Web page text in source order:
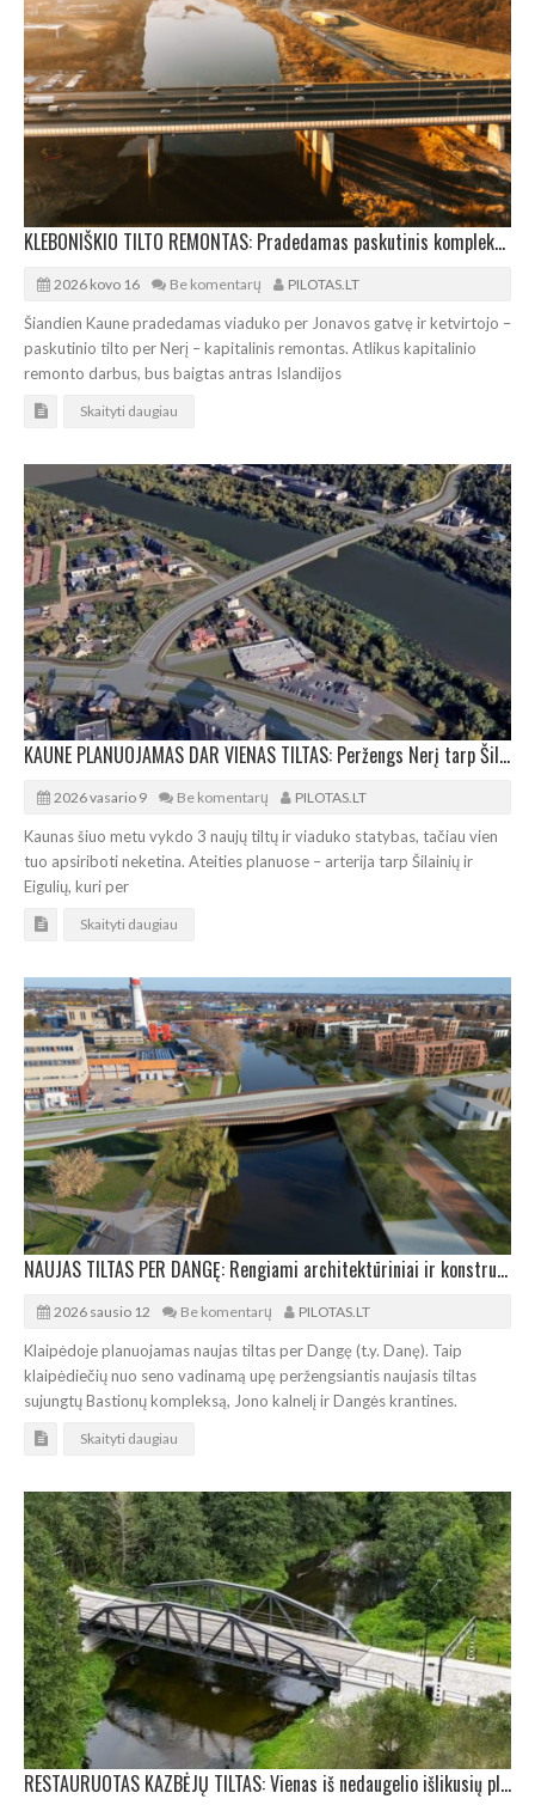
KLEBONIŠKIO TILTO REMONTAS: Pradedamas paskutinis komplekso rekonstrukcijos etapas
2026 kovo 16 Be komentarų PILOTAS.LT
Šiandien Kaune pradedamas viaduko per Jonavos gatvę ir ketvirtojo –
paskutinio tilto per Nerį – kapitalinis remontas. Atlikus kapitalinio
remonto darbus, bus baigtas antras Islandijos
Skaityti daugiau
KAUNE PLANUOJAMAS DAR VIENAS TILTAS: Peržengs Nerį tarp Šilainių ir Eigulių
2026 vasario 9 Be komentarų PILOTAS.LT
Kaunas šiuo metu vykdo 3 naujų tiltų ir viaduko statybas, tačiau vien
tuo apsiriboti neketina. Ateities planuose – arterija tarp Šilainių ir
Eigulių, kuri per
Skaityti daugiau
NAUJAS TILTAS PER DANGĘ: Rengiami architektūriniai ir konstrukciniai sprendiniai
2026 sausio 12 Be komentarų PILOTAS.LT
Klaipėdoje planuojamas naujas tiltas per Dangę (t.y. Danę). Taip
klaipėdiečių nuo seno vadinamą upę peržengsiantis naujasis tiltas
sujungtų Bastionų kompleksą, Jono kalnelį ir Dangės krantines.
Skaityti daugiau
RESTAURUOTAS KAZBĖJŲ TILTAS: Vienas iš nedaugelio išlikusių plieninių santvarinių tiltų sostinėje